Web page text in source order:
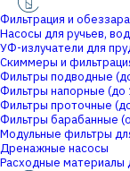
Фильтрация и
Насосы для ручьев,
УФ-излучатели для
Скиммеры и
Фильтры подводные
Фильтры напорные (до
Фильтры проточные
Фильтры барабанные
Модульные фильтры
Дренажные насосы
Расходные материалы